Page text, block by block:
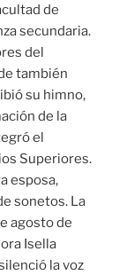
de
secundaria.
del
también
su himno,
de la
el
Superiores.
esposa,
sonetos. La
agosto de
Isella
la voz